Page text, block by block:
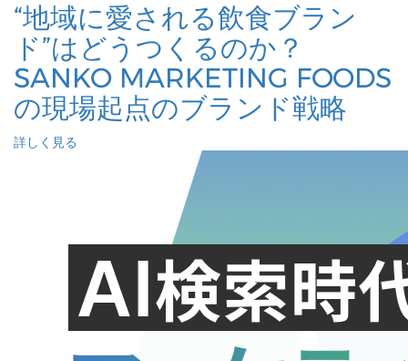
“地域に愛される飲食ブラン
ド”はどうつくるのか？
SANKO MARKETING FOODS
の現場起点のブランド戦略
詳しく見る